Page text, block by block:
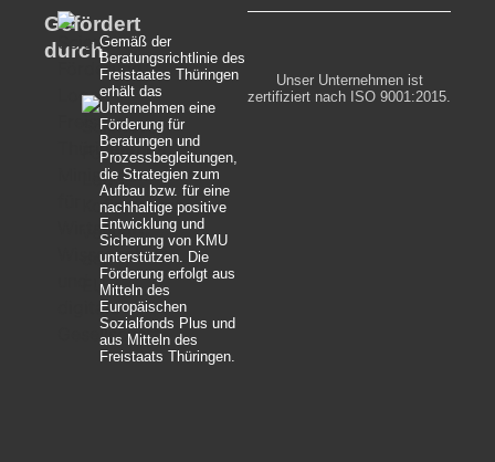
Gefördert
durchGemäß der
Beratungsrichtlinie des
Freistaates Thüringen
erhält das
Unternehmen eine
Förderung für
Beratungen und
Prozessbegleitungen,
die Strategien zum
Aufbau bzw. für eine
nachhaltige positive
Entwicklung und
Sicherung von KMU
unterstützen. Die
Förderung erfolgt aus
Mitteln des
Europäischen
Sozialfonds Plus und
aus Mitteln des
Freistaats Thüringen.
Unser Unternehmen ist
zertifiziert nach ISO 9001:2015.